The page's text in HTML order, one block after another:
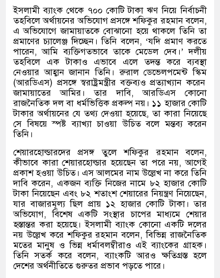
ইসলামী ব্যাংক থেকে ৭০০ কোটি টাকা ঋণ নিয়ে নির্বাচনী
তহবিলে অর্থায়নের অভিযোগ প্রসঙ্গে শফিকুর রহমান বলেন,
এ অভিযোগে জামায়াতকে বোঝানো হয়ে থাকলে তিনি তা
প্রমাণের চ্যালেঞ্জ দিচ্ছেন। তিনি বলেন, ‘যদি প্রমাণ করতে
পারেন,আমি ব্যক্তিগতভাবে তাকে মেডেল দেব।’দলীয়
তহবিলে এক টাকাও এভাবে এলে তদন্ত করে ব্যবস্থা
নেওয়ার আহ্বান জানান তিনি। রুরাল ডেভেলপমেন্ট স্কিম
(আরডিএস) প্রসঙ্গে স্বরাষ্ট্রমন্ত্রীর বক্তব্যও প্রত্যাখ্যান করেন
জামায়াতের আমির। তার দাবি,আরডিএস কোনো
রাজনৈতিক দল বা ধর্মভিত্তিক প্রকল্প নয়। ১১ হাজার কোটি
টাকার অর্থায়নের যে তথ্য দেওয়া হয়েছে,তা কারা নিয়েছে
সে বিষয়ে স্পষ্ট ব্যাখ্যা চাওয়া উচিত বলে মন্তব্য করেন
তিনি।
শেয়ারহোল্ডারদের প্রসঙ্গ তুলে শফিকুর রহমান বলেন,
কীভাবে কারা শেয়ারহোল্ডার হয়েছেন তা পরে নয়,আগেই
প্রকাশ হওয়া উচিত। এস আলমের নাম উল্লেখ না করে তিনি
দাবি করেন, একজন ব্যক্তি নিজের নামে ৮২ হাজার কোটি
টাকা নিয়েছেন এবং ৮২ শতাংশ শেয়ারের নিয়ন্ত্রণ নিয়েছেন,
যার বাজারমূল্য ছিল প্রায় ১২ হাজার কোটি টাকা। তার
অভিযোগ,বিশেষ একটি সংস্থার চাপের মাধ্যমে শেয়ার
হস্তান্তর করা হয়েছে। ইসলামী ব্যাংক কোনো একটি দলের
নয় উল্লেখ করে শফিকুর রহমান বলেন,বিভিন্ন রাজনৈতিক
মতের মানুষ ও ভিন্ন ধর্মাবলম্বীরাও এই ব্যাংকের গ্রাহক।
তিনি সতর্ক করে বলেন,ব্যাংকটি আরও ক্ষতিগ্রস্ত হলে
দেশের অর্থনীতিতে গুরুতর প্রভাব পড়তে পারে।